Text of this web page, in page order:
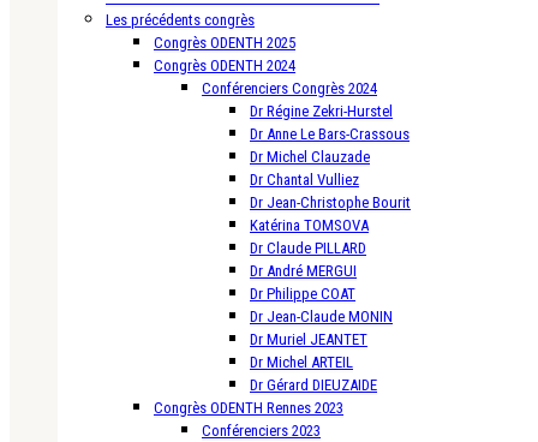
Les précédents congrès
Congrès ODENTH 2025
Congrès ODENTH 2024
Conférenciers Congrès 2024
Dr Régine Zekri-Hurstel
Dr Anne Le Bars-Crassous
Dr Michel Clauzade
Dr Chantal Vulliez
Dr Jean-Christophe Bourit
Katérina TOMSOVA
Dr Claude PILLARD
Dr André MERGUI
Dr Philippe COAT
Dr Jean-Claude MONIN
Dr Muriel JEANTET
Dr Michel ARTEIL
Dr Gérard DIEUZAIDE
Congrès ODENTH Rennes 2023
Conférenciers 2023